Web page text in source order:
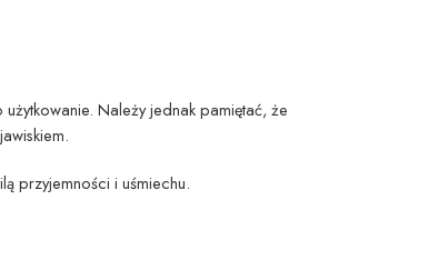
Należy jednak pamiętać, że
przyjemności i uśmiechu.